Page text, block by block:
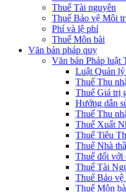
Thuế Tài nguyên
Thuế Bảo vệ Môi
Phí và lệ phí
Thuế Môn bài
Văn bản pháp quy
Văn bản Pháp luật
Luật Quản
Thuế Thu
Thuế Giá trị
Hướng dẫn
Thuế Thu
Thuế Xuất
Thuế Tiêu
Thuế Nhà
Thuế đối với
Thuế Tài
Thuế Bảo
Thuế Môn